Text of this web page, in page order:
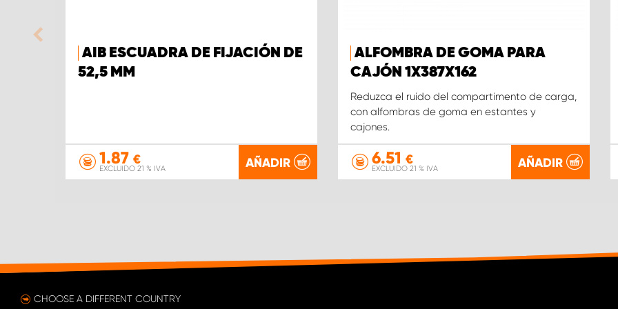
AIB ESCUADRA DE FIJACIÓN DE
52,5 MM
1.87 €
EXCLUIDO 21 % IVA AÑADIR
ALFOMBRA DE GOMA PARA
CAJÓN 1X387X162
Reduzca el ruido del compartimento de carga,
con alfombras de goma en estantes y
cajones.
6.51 €
EXCLUIDO 21 % IVA AÑADIR
CHOOSE A DIFFERENT COUNTRY